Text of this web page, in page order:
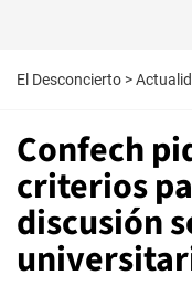
El Desconcierto >
Confech
criterios
discusión